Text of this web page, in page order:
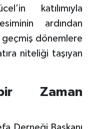
katılımıyla
ardından
dönemlere
niteliği taşıyan
Zaman